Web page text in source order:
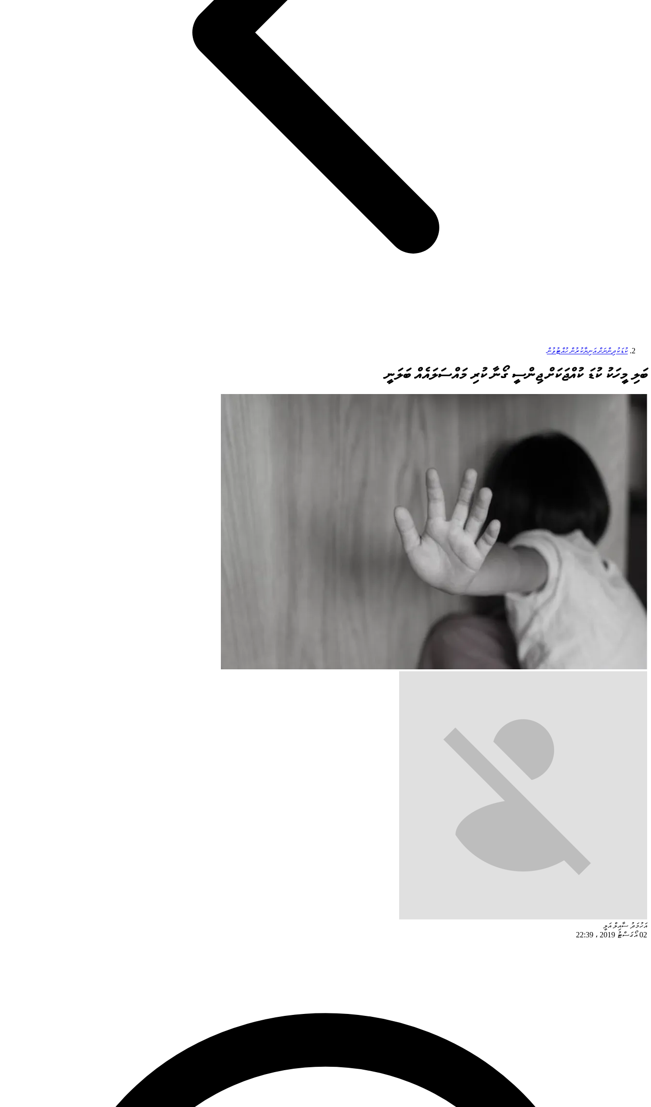
ކުޑަކުދިންނަށް އަނިޔާކުރުން ހުއްޓުވުން
ބަލި މީހަކު ކުޑަ ކުއްޖަކަށް ޖިންސީ ގޯނާ ކުރި މައްސަލައެއް ބަލަނީ
އަހުމަދު ސާއިލް އަލީ
02 އޯގަސްޓު 2019
، 22:39